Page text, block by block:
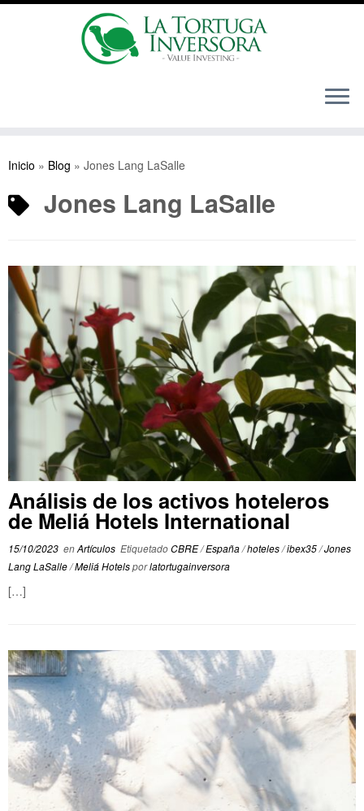
Inicio » Blog » Jones Lang LaSalle
Jones Lang LaSalle
Análisis de los activos hoteleros
de Meliá Hotels International
15/10/2023 enArtículos EtiquetadoCBRE/España/hoteles/ibex35/Jones
Lang LaSalle/Meliá Hotelsporlatortugainversora
[…]